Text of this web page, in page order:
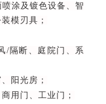
涂及镀色设备、智
模刃具；
/隔断、庭院门、系
阳光房；
用门、工业门；